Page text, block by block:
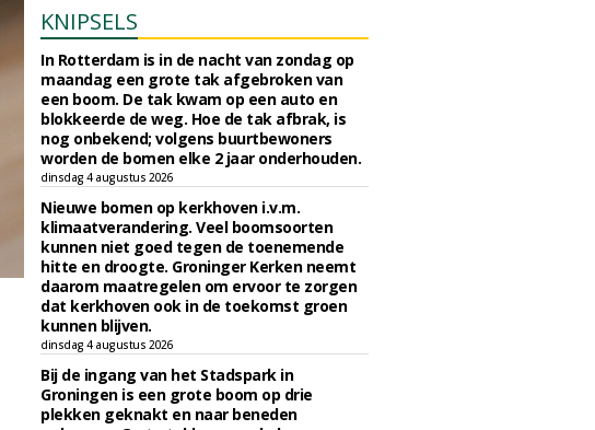
KNIPSELS
In Rotterdam is in de nacht van zondag op
maandag een grote tak afgebroken van
een boom. De tak kwam op een auto en
blokkeerde de weg. Hoe de tak afbrak, is
nog onbekend; volgens buurtbewoners
worden de bomen elke 2 jaar onderhouden.
dinsdag 4 augustus 2026
Nieuwe bomen op kerkhoven i.v.m.
klimaatverandering. Veel boomsoorten
kunnen niet goed tegen de toenemende
hitte en droogte. Groninger Kerken neemt
daarom maatregelen om ervoor te zorgen
dat kerkhoven ook in de toekomst groen
kunnen blijven.
dinsdag 4 augustus 2026
Bij de ingang van het Stadspark in
Groningen is een grote boom op drie
plekken geknakt en naar beneden